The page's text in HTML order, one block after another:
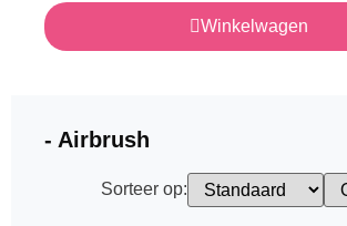
Winkelwagen
- Airbrush
Sorteer op: